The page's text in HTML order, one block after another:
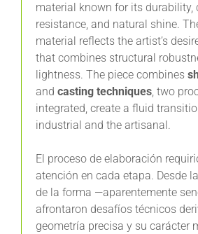
material known for its durability,
resistance, and natural shine.
material reflects the artist’s
that combines structural
lightness. The piece combines
and casting techniques, two
integrated, create a fluid
industrial and the artisanal.
El proceso de elaboración
atención en cada etapa. Desde
de la forma —aparentemente
afrontaron desafíos técnicos
geometría precisa y su carácter